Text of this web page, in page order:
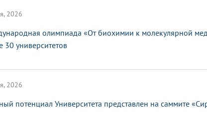
2026
олимпиада «От биохимии к молекулярной
30 университетов
2026
потенциал Университета представлен на саммите